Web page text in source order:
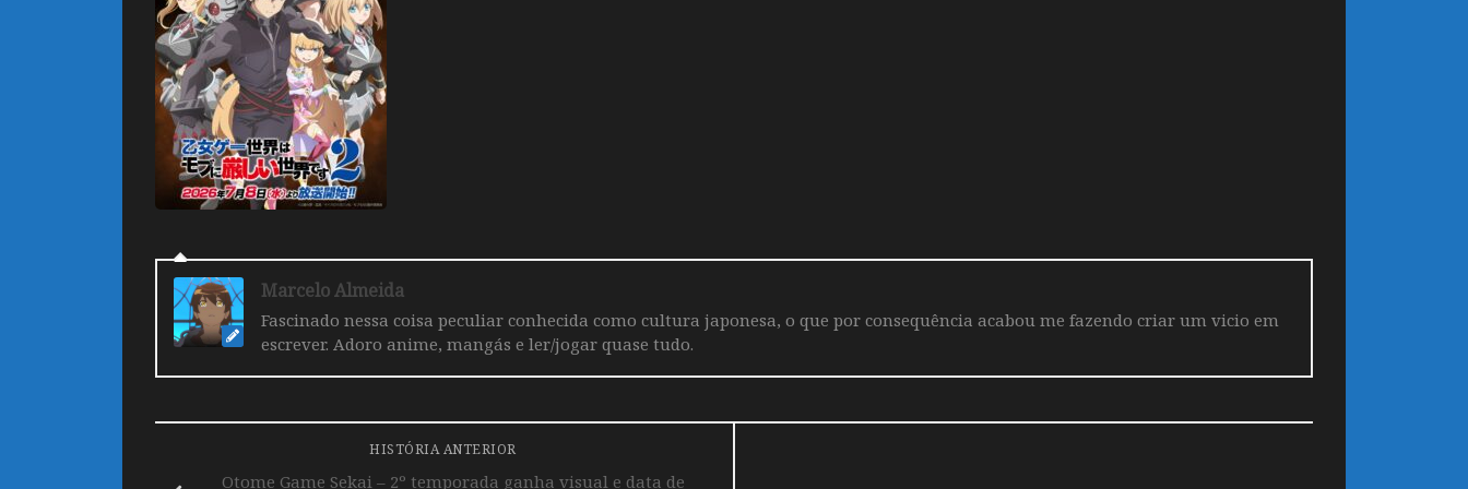
Marcelo Almeida
Fascinado nessa coisa peculiar conhecida como cultura japonesa, o que por consequência acabou me fazendo criar um vicio em
escrever. Adoro anime, mangás e ler/jogar quase tudo.
HISTÓRIA ANTERIOR
Otome Game Sekai – 2º temporada ganha visual e data de